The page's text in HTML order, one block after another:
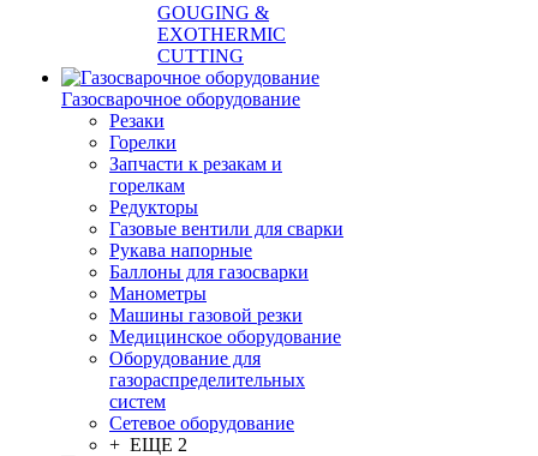
GOUGING &
EXOTHERMIC
CUTTING
Газосварочное оборудование
Резаки
Горелки
Запчасти к резакам и
горелкам
Редукторы
Газовые вентили для сварки
Рукава напорные
Баллоны для газосварки
Манометры
Машины газовой резки
Медицинское оборудование
Оборудование для
газораспределительных
систем
Сетевое оборудование
+ ЕЩЕ 2